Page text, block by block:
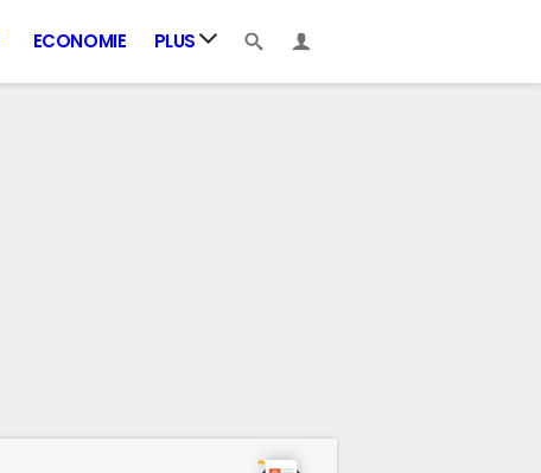
ECONOMIE PLUS